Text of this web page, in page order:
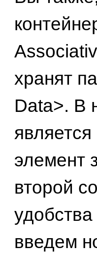
хранят
Data>. В
элемент
второй
введем